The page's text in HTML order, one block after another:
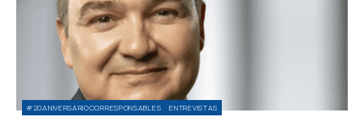
#20ANIVERSARIOCORRESPONSABLES ENTREVISTAS